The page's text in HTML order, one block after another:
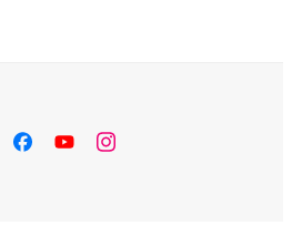
twitterfacebook
YouTubeinstagram